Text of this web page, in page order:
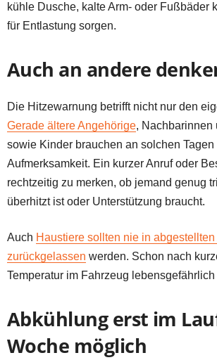
kühle Dusche, kalte Arm- oder Fußbäder
für Entlastung sorgen.
Auch an andere
Die Hitzewarnung betrifft nicht nur den
Gerade ältere Angehörige, Nachbarinnen
sowie Kinder brauchen an solchen
Aufmerksamkeit. Ein kurzer Anruf oder
rechtzeitig zu merken, ob jemand genug
überhitzt ist oder Unterstützung braucht.
Auch Haustiere sollten nie in abgestellten
zurückgelassen werden. Schon nach
Temperatur im Fahrzeug
Abkühlung erst im
Woche möglich